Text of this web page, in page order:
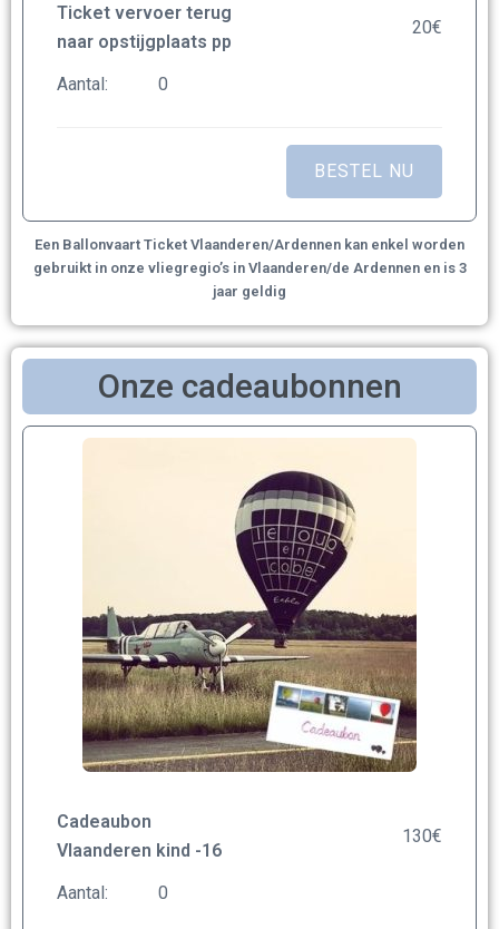
Ticket vervoer terug
naar opstijgplaats pp
20€
Aantal:
Een Ballonvaart Ticket Vlaanderen/Ardennen kan enkel worden
gebruikt in onze vliegregio’s in Vlaanderen/de Ardennen en is 3
jaar geldig
Onze cadeaubonnen
Cadeaubon
Vlaanderen kind -16
130€
Aantal: